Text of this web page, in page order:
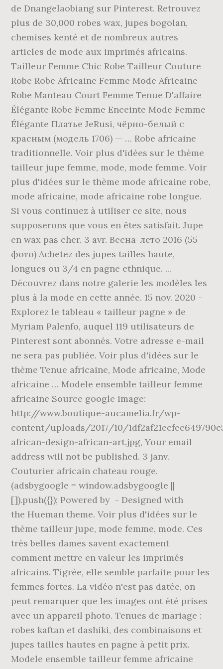
de Dnangelaobiang sur Pinterest. Retrouvez
plus de 30,000 robes wax, jupes bogolan,
chemises kenté et de nombreux autres
articles de mode aux imprimés africains.
Tailleur Femme Chic Robe Tailleur Couture
Robe Robe Africaine Femme Mode Africaine
Robe Manteau Court Femme Tenue D'affaire
Élégante Robe Femme Enceinte Mode Femme
Élégante Платье JeRusi, чёрно-белый с
красным (модель 1706) — … Robe africaine
traditionnelle. Voir plus d'idées sur le thème
tailleur jupe femme, mode, mode femme. Voir
plus d'idées sur le thème mode africaine robe,
mode africaine, mode africaine robe longue.
Si vous continuez à utiliser ce site, nous
supposerons que vous en êtes satisfait. Jupe
en wax pas cher. 3 avr. Весна-лето 2016 (55
фото) Achetez des jupes tailles haute,
longues ou 3/4 en pagne ethnique. ...
Découvrez dans notre galerie les modèles les
plus à la mode en cette année. 15 nov. 2020 -
Explorez le tableau « tailleur pagne » de
Myriam Palenfo, auquel 119 utilisateurs de
Pinterest sont abonnés. Votre adresse e-mail
ne sera pas publiée. Voir plus d'idées sur le
thème Tenue africaine, Mode africaine, Mode
africaine … Modele ensemble tailleur femme
africaine Source google image:
http://www.boutique-aucamelia.fr/wp-
content/uploads/2017/10/
african-design-african-art.jpg, Your email
address will not be published. 3 janv.
Couturier africain chateau rouge.
(adsbygoogle = window.adsbygoogle ||
[]).push({}); Powered by - Designed with
the Hueman theme. Voir plus d'idées sur le
thème tailleur jupe, mode femme, mode. Ces
très belles dames savent exactement
comment mettre en valeur les imprimés
africains. Tigrée, elle semble parfaite pour les
femmes fortes. La vidéo n'est pas datée, on
peut remarquer que les images ont été prises
avec un appareil photo. Tenues de mariage :
robes kaftan et dashiki, des combinaisons et
jupes tailles hautes en pagne à petit prix.
Modele ensemble tailleur femme africaine